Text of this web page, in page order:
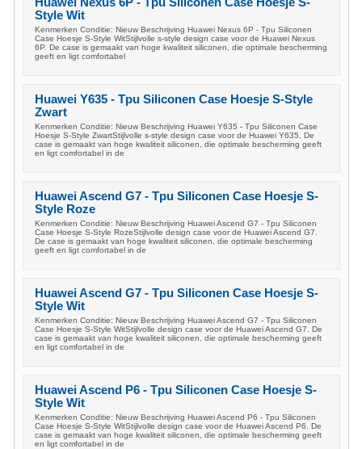
Style Wit
Kenmerken Conditie: Nieuw Beschrijving Huawei Nexus 6P - Tpu Siliconen
Case Hoesje S-Style WitStijlvolle s-style design case voor de Huawei Nexus
6P. De case is gemaakt van hoge kwaliteit siliconen, die optimale bescherming
geeft en ligt comfortabel
Huawei Y635 - Tpu Siliconen Case Hoesje S-Style
Zwart
Kenmerken Conditie: Nieuw Beschrijving Huawei Y635 - Tpu Siliconen Case
Hoesje S-Style ZwartStijlvolle s-style design case voor de Huawei Y635. De
case is gemaakt van hoge kwaliteit siliconen, die optimale bescherming geeft
en ligt comfortabel in de
Huawei Ascend G7 - Tpu Siliconen Case Hoesje S-
Style Roze
Kenmerken Conditie: Nieuw Beschrijving Huawei Ascend G7 - Tpu Siliconen
Case Hoesje S-Style RozeStijlvolle design case voor de Huawei Ascend G7.
De case is gemaakt van hoge kwaliteit siliconen, die optimale bescherming
geeft en ligt comfortabel in de
Huawei Ascend G7 - Tpu Siliconen Case Hoesje S-
Style Wit
Kenmerken Conditie: Nieuw Beschrijving Huawei Ascend G7 - Tpu Siliconen
Case Hoesje S-Style WitStijlvolle design case voor de Huawei Ascend G7. De
case is gemaakt van hoge kwaliteit siliconen, die optimale bescherming geeft
en ligt comfortabel in de
Huawei Ascend P6 - Tpu Siliconen Case Hoesje S-
Style Wit
Kenmerken Conditie: Nieuw Beschrijving Huawei Ascend P6 - Tpu Siliconen
Case Hoesje S-Style WitStijlvolle design case voor de Huawei Ascend P6. De
case is gemaakt van hoge kwaliteit siliconen, die optimale bescherming geeft
en ligt comfortabel in de